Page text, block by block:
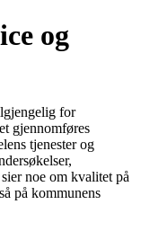
og
for
gjennomføres
tjenester og
noe om kvalitet på
på kommunens